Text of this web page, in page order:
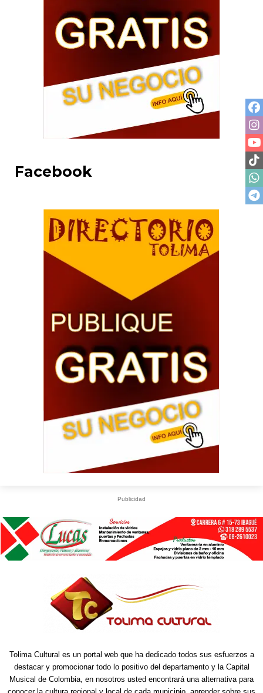
Facebook
Publicidad
Tolima Cultural es un portal web que ha dedicado todos sus esfuerzos a
destacar y promocionar todo lo positivo del departamento y la Capital
Musical de Colombia, en nosotros usted encontrará una alternativa para